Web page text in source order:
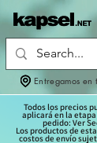
Entregamos en
Todos los precios
aplicará en la
pedido: Ver
Los productos de
costos de envío